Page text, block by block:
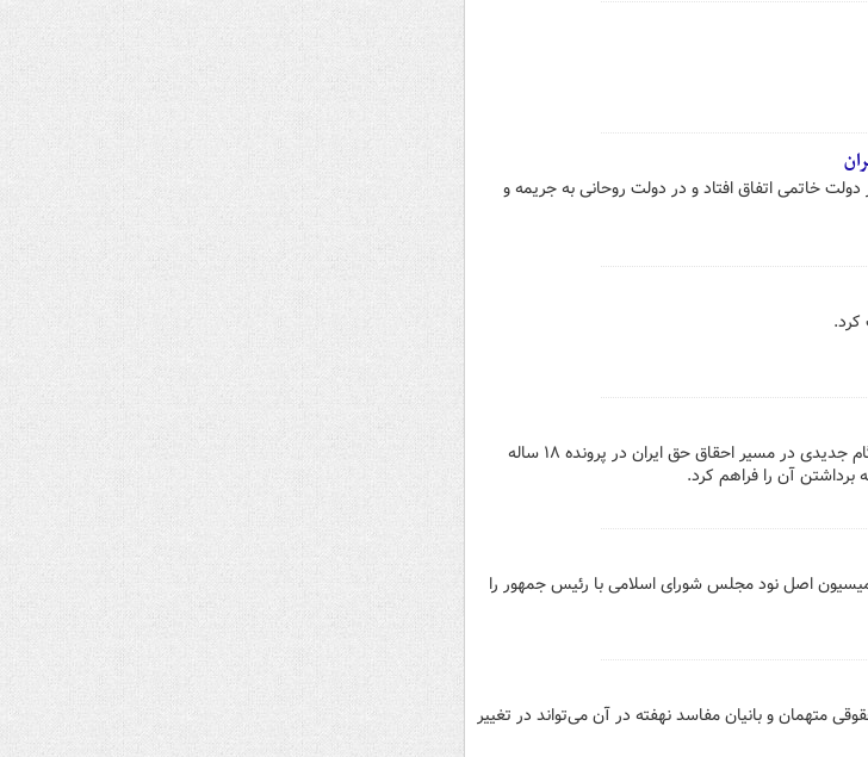
خاتمی اتفاق افتاد و در دولت روحانی به جریمه و
کرد.
با پیگیری سازمان حقوقی دولت در معاونت حقوقی رئیس جمهور، گام جدیدی در مسیر احقاق حق ایران در پرونده ۱۸ ساله
آن را فراهم کرد.
اعضای کمیسیون اصل نود مجلس شورای اسلامی با رئیس جمهور را
متهمان و بانیان مفاسد نهفته در آن می‌تواند در تغییر